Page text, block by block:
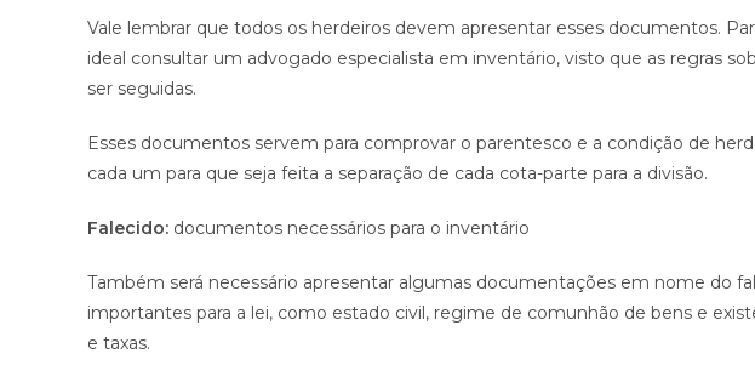
Vale lembrar que todos os herdeiros devem apresentar esses documentos.
ideal consultar um advogado especialista em inventário, visto que as regras
ser seguidas.
Esses documentos servem para comprovar o parentesco e a condição de
cada um para que seja feita a separação de cada cota-parte para a divisão.
Falecido: documentos necessários para o inventário
Também será necessário apresentar algumas documentações em nome do
importantes para a lei, como estado civil, regime de comunhão de bens e
e taxas.